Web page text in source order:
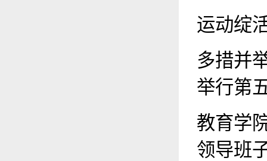
运动绽
多措并
举行第
教育学
领导班